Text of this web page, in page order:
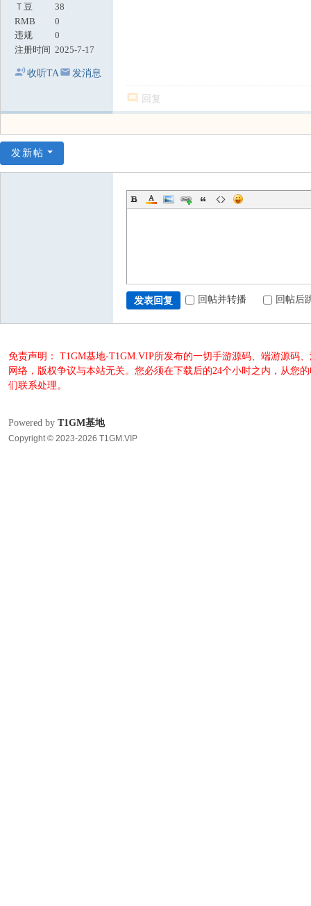
Ｔ豆
38
RMB
0
违规
0
注册时间 2025-7-17
收听TA 发消息
回复
发新帖
发表回复 回帖并转播 回帖后
免责声明： T1GM基地-T1GM.VIP所发布的一切手游源码、端游源码
网络，版权争议与本站无关。您必须在下载后的24个小时之内，从您
们联系处理。
Powered by T1GM基地
Copyright © 2023-2026 T1GM.VIP